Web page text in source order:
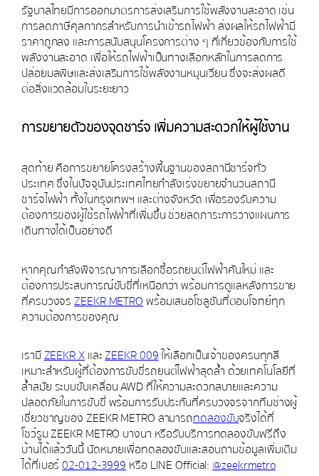
รัฐบาลไทยมีการออกมาตรการส่งเสริมการใช้พลังงานสะอาด เช่น
การลดภาษีศุลกากรสำหรับการนำเข้ารถไฟฟ้า ส่งผลให้รถไฟฟ้ามี
ราคาถูกลง และการสนับสนุนโครงการต่าง ๆ ที่เกี่ยวข้องกับการใช้
พลังงานสะอาด เพื่อให้รถไฟฟ้าเป็นทางเลือกหลักในการลดการ
ปล่อยมลพิษและส่งเสริมการใช้พลังงานหมุนเวียน ซึ่งจะส่งผลดี
ต่อสิ่งแวดล้อมในระยะยาว
การขยายตัวของจุดชาร์จ เพิ่มความสะดวกให้ผู้ใช้งาน
สุดท้าย คือการขยายโครงสร้างพื้นฐานของสถานีชาร์จทั่ว
ประเทศ ซึ่งในปัจจุบันประเทศไทยกำลังเร่งขยายจำนวนสถานี
ชาร์จไฟฟ้า ทั้งในกรุงเทพฯ และต่างจังหวัด เพื่อรองรับความ
ต้องการของผู้ใช้รถไฟฟ้าที่เพิ่มขึ้น ช่วยลดภาระการวางแผนการ
เดินทางได้เป็นอย่างดี
หากคุณกำลังพิจารณาการเลือกซื้อรถยนต์ไฟฟ้าคันใหม่ และ
ต้องการประสบการณ์ขับขี่ที่เหนือกว่า พร้อมการดูแลหลังการขาย
ที่ครบวงจรZEEKR METROพร้อมเสนอโซลูชันที่ตอบโจทย์ทุก
ความต้องการของคุณ
เรามีZEEKR XและZEEKR 009ให้เลือกเป็นเจ้าของครบทุกสี
เหมาะสำหรับผู้ที่ต้องการขับขี่รถยนต์ไฟฟ้าสุดล้ำ ด้วยเทคโนโลยีที่
ล้ำสมัย ระบบขับเคลื่อน AWD ที่ให้ความสะดวกสบายและความ
ปลอดภัยในการขับขี่ พร้อมการรับประกันที่ครบวงจรจากทีมช่างผู้
เชี่ยวชาญของ ZEEKR METRO สามารถทดลองขับจริงได้ที่
โชว์รูม ZEEKR METRO บางนา หรือรับบริการทดลองขับฟรีถึง
บ้านได้แล้ววันนี้ นัดหมายเพื่อทดลองขับและสอบถามข้อมูลเพิ่มเติม
ได้ที่เบอร์02-012-3999หรือ LINE Official:@zeekrmetro